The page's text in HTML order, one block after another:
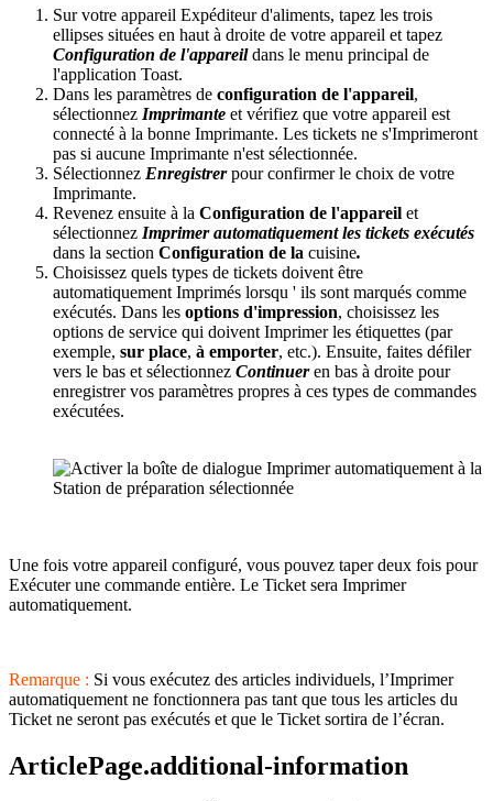
Sur votre appareil Expéditeur d'aliments, tapez les trois
ellipses situées en haut à droite de votre appareil et tapez
Configuration de l'appareildans le menu principal de
l'application Toast.
Dans les paramètres de configuration de l'appareil,
sélectionnez Imprimante et vérifiez que votre appareil est
connecté à la bonne Imprimante. Les tickets ne s'Imprimeront
pas si aucune Imprimante n'est sélectionnée.
Sélectionnez Enregistrerpour confirmer le choix de votre
Imprimante.
Revenez ensuite à la Configuration de l'appareil et
sélectionnez Imprimer automatiquement les tickets exécutés
dans la section Configuration de la cuisine.
Choisissez quels types de tickets doivent être
automatiquement Imprimés lorsqu ' ils sont marqués comme
exécutés. Dans les options d'impression, choisissez les
options de service qui doivent Imprimer les étiquettes (par
exemple, sur place, à emporter, etc.). Ensuite, faites défiler
vers le bas et sélectionnez Continueren bas à droite pour
enregistrer vos paramètres propres à ces types de commandes
exécutées.
Une fois votre appareil configuré, vous pouvez taper deux fois pour
Exécuter une commande entière. Le Ticket sera Imprimer
automatiquement.
Remarque : Si vous exécutez des articles individuels, l’Imprimer
automatiquement ne fonctionnera pas tant que tous les articles du
Ticket ne seront pas exécutés et que le Ticket sortira de l’écran.
ArticlePage.additional-information